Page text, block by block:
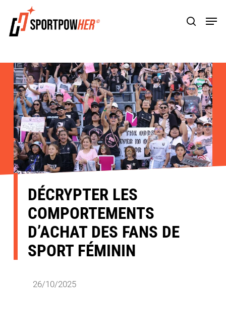
main
search
DÉCRYPTER LES
COMPORTEMENTS
D’ACHAT DES FANS DE
SPORT FÉMININ
26/10/2025